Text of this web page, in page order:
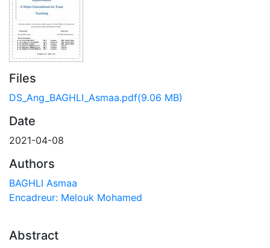
Files
DS_Ang_BAGHLI_Asmaa.pdf(9.06 MB)
Date
2021-04-08
Authors
BAGHLI Asmaa
Encadreur: Melouk Mohamed
Abstract